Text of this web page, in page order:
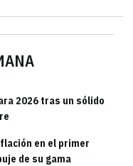
2026 tras un sólido
en el primer
de su gama